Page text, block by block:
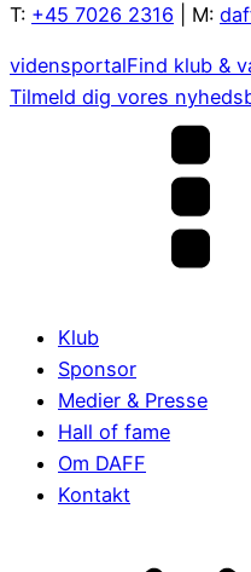
T: +45 7026 2316 | M:
vidensportalFind klub &
Tilmeld dig vores
Klub
Sponsor
Medier & Presse
Hall of fame
Om DAFF
Kontakt